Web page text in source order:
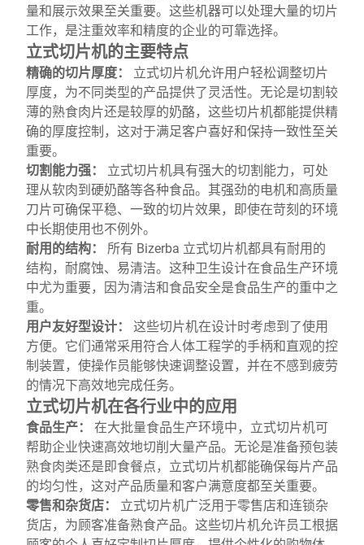
量和展示效果至关重要。这些机器可以处理大量的切片
工作，是注重效率和精度的企业的可靠选择。
立式切片机的主要特点
精确的切片厚度： 立式切片机允许用户轻松调整切片
厚度，为不同类型的产品提供了灵活性。无论是切割较
薄的熟食肉片还是较厚的奶酪，这些切片机都能提供精
确的厚度控制，这对于满足客户喜好和保持一致性至关
重要。
切割能力强： 立式切片机具有强大的切割能力，可处
理从软肉到硬奶酪等各种食品。其强劲的电机和高质量
刀片可确保平稳、一致的切片效果，即使在苛刻的环境
中长期使用也不例外。
耐用的结构： 所有 Bizerba 立式切片机都具有耐用的
结构，耐腐蚀、易清洁。这种卫生设计在食品生产环境
中尤为重要，因为清洁和食品安全是食品生产的重中之
重。
用户友好型设计： 这些切片机在设计时考虑到了使用
方便。它们通常采用符合人体工程学的手柄和直观的控
制装置，使操作员能够快速调整设置，并在不感到疲劳
的情况下高效地完成任务。
立式切片机在各行业中的应用
食品生产： 在大批量食品生产环境中，立式切片机可
帮助企业快速高效地切削大量产品。无论是准备预包装
熟食肉类还是即食餐点，立式切片机都能确保每片产品
的均匀性，这对产品质量和客户满意度都至关重要。
零售和杂货店： 立式切片机广泛用于零售店和连锁杂
货店，为顾客准备熟食产品。这些切片机允许员工根据